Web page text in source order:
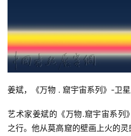
法
征
稿
学
术
研
究
姜斌，《万物 . 窟宇宙系列》-卫
艺术家姜斌的《万物.窟宇宙系列
之行。他从莫高窟的壁画上火的